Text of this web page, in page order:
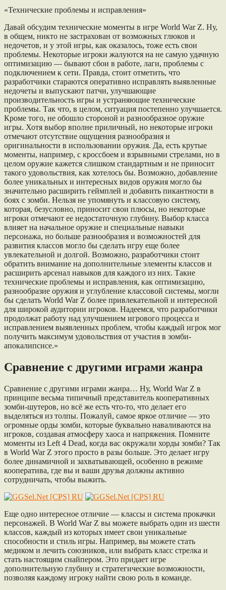
«Технические проблемы и исправления»
Давай обсудим технические моменты в игре World War Z. Ну,
в общем, никто не застрахован от возможных глюков и
недочетов, и у этой игры, как оказалось, тоже есть свои
проблемы. Некоторые игроки жалуются на не самую удачную
оптимизацию — бывают сбои в работе, лаги, проблемы с
подключением к сети. Правда, стоит отметить, что
разработчики стараются оперативно исправлять выявленные
недочеты и выпускают патчи, улучшающие
производительность игры и устраняющие технические
проблемы. Так что, в целом, ситуация постепенно улучшается.
Кроме того, не обошло стороной и разнообразное оружие
игры. Хотя выбор вполне приличный, но некоторые игроки
отмечают отсутствие ощущения разнообразия и
оригинальности в использовании оружия. Да, есть крутые
моменты, например, с кроссбоем и взрывными стрелами, но в
целом оружие кажется слишком стандартным и не приносит
такого удовольствия, как хотелось бы. Возможно, добавление
более уникальных и интересных видов оружия могло бы
значительно расширить геймплей и добавить пикантности в
боях с зомби. Нельзя не упомянуть и классовую систему,
которая, безусловно, приносит свои плюсы, но некоторые
игроки отмечают ее недостаточную глубину. Выбор класса
влияет на начальное оружие и специальные навыки
персонажа, но больше разнообразия и возможностей для
развития классов могло бы сделать игру еще более
увлекательной и долгой. Возможно, разработчики стоит
обратить внимание на дополнительные элементы классов и
расширить арсенал навыков для каждого из них. Такие
технические проблемы и исправления, как оптимизацию,
разнообразие оружия и углубление классовой системы, могли
бы сделать World War Z более привлекательной и интересной
для широкой аудитории игроков. Надеемся, что разработчики
продолжат работу над улучшением игрового процесса и
исправлением выявленных проблем, чтобы каждый игрок мог
получить максимум удовольствия от участия в зомби-
апокалипсисе.»
Сравнение с другими играми жанра
Сравнение с другими играми жанра… Ну, World War Z в
принципе весьма типичный представитель кооперативных
зомби-шутеров, но всё же есть что-то, что делает его
выделяться из толпы. Пожалуй, самое яркое отличие — это
огромные орды зомби, которые буквально наваливаются на
игроков, создавая атмосферу хаоса и напряжения. Помните
моменты из Left 4 Dead, когда вас окружали хорды зомби? Так
в World War Z этого просто в разы больше. Это делает игру
более динамичной и захватывающей, особенно в режиме
кооператива, где вы и ваши друзья должны активно
сотрудничать, чтобы выжить.
Еще одно интересное отличие — классы и система прокачки
персонажей. В World War Z вы можете выбрать один из шести
классов, каждый из которых имеет свои уникальные
способности и стиль игры. Например, вы можете стать
медиком и лечить союзников, или выбрать класс стрелка и
стать настоящим снайпером. Это придает игре
дополнительную глубину и стратегические возможности,
позволяя каждому игроку найти свою роль в команде.